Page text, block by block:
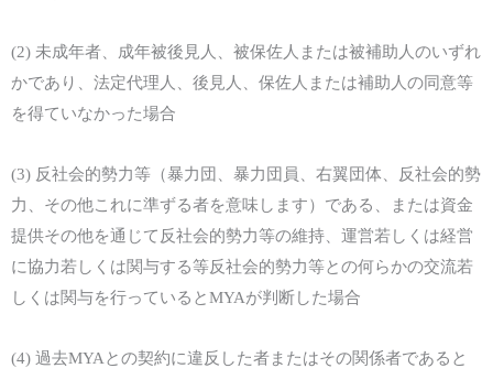
(2) 未成年者、成年被後見人、被保佐人 または被補助人のいずれ
かであり、法定代理人、後見人、保佐人 または補助人の同意等
を得ていなかった場合
(3) 反社会的勢力等（暴力団、暴力団員、右翼団体、反社会的勢
力、その他これに準ずる者を意味します）である、
または資金
提供その他を通じて反社会的勢力等の維持、運営若 しくは経営
に協力若しくは関与する等反社会的勢力等との何らかの交流若
しくは関与を行っているとMYAが判断した場合
(4) 過去MYAとの契約に違反した者またはその関係者であると